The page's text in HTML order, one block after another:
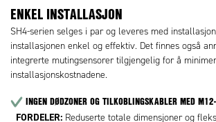
ENKEL INSTALLASJON
SH4-serien selges i par og leveres med
installasjonen enkel og effektiv. Det finnes også
integrerte mutingsensorer tilgjengelig for å
installasjonskostnadene.
INGEN DØDZONER OG TILKOBLINGSKABLER MED
FORDELER: Reduserte totale dimensjoner og